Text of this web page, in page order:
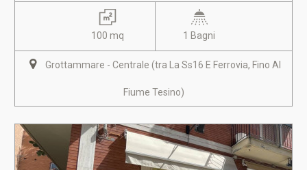
100 mq 1 Bagni
Grottammare - Centrale (tra La Ss16 E Ferrovia, Fino Al
Fiume Tesino)